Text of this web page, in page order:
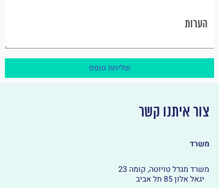
הערות
שליחת טופס
צור איתנו קשר
משרד
משרד מגדל טויוטה, קומה 23
יגאל אלון 85 תל אביב